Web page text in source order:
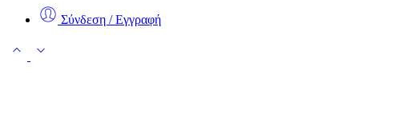
Σύνδεση / Εγγραφή